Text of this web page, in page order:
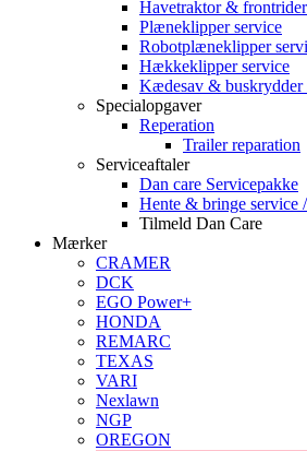
Havetraktor &
Plæneklipper service
Robotplæneklipper
Hækkeklipper service
Kædesav & buskrydder
Specialopgaver
Reperation
Trailer reparation
Serviceaftaler
Dan care Servicepakke
Hente & bringe service
Tilmeld Dan Care
Mærker
CRAMER
DCK
EGO Power+
HONDA
REMARC
TEXAS
VARI
Nexlawn
NGP
OREGON